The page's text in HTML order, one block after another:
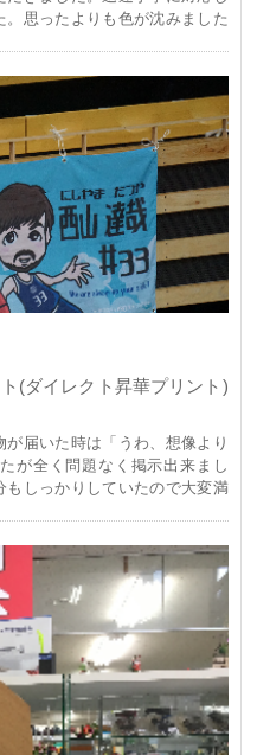
思ったよりも色が沈みました
(ダイレクト昇華プリント)
届いた時は「うわ、想像より
が全く問題なく掲示出来まし
しっかりしていたので大変満